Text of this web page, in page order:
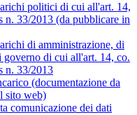
politici di cui all'art. 14,
n. 33/2013 (da pubblicare in
di amministrazione, di
governo di cui all'art. 14, co.
n. 33/2013
(documentazione da
sito web)
comunicazione dei dati